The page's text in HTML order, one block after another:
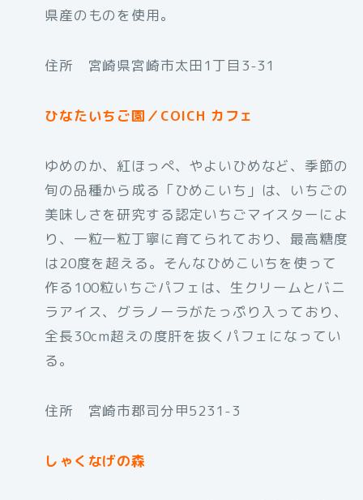
県産のものを使用。
住所 宮崎県宮崎市太田1丁目3-31
ひなたいちご園／COICH カフェ
ゆめのか、紅ほっぺ、やよいひめなど、季節の
旬の品種から成る「ひめこいち」は、いちごの
美味しさを研究する認定いちごマイスターによ
り、一粒一粒丁寧に育てられており、最高糖度
は20度を超える。そんなひめこいちを使って
作る100粒いちごパフェは、生クリームとバニ
ラアイス、グラノーラがたっぷり入っており、
全長30cm超えの度肝を抜くパフェになってい
る。
住所 宮崎市郡司分甲5231-3
しゃくなげの森